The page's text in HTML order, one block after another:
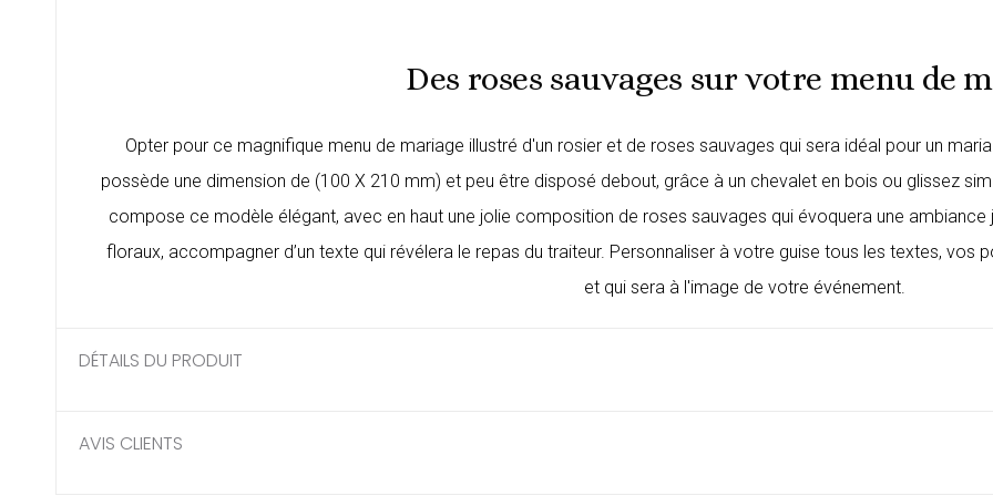
Des roses sauvages sur votre menu de
Opter pour ce magnifique menu de mariage illustré d'un rosier et de roses sauvages qui sera idéal pour un
possède une dimension de (100 X 210 mm) et peu être disposé debout, grâce à un chevalet en bois ou glissez
compose ce modèle élégant, avec en haut une jolie composition de roses sauvages qui évoquera une
floraux, accompagner d’un texte qui révélera le repas du traiteur. Personnaliser à votre guise tous les textes, vos
et qui sera à l'image de votre événement.
DÉTAILS DU PRODUIT
AVIS CLIENTS